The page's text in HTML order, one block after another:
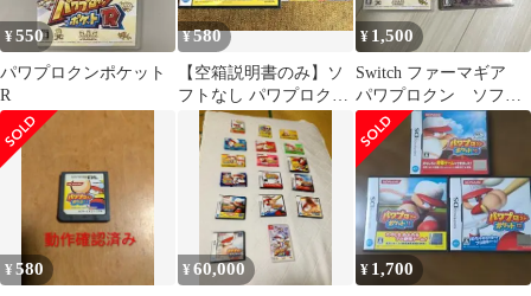
¥550
パワプロクンポケット
R
¥580
【空箱説明書のみ】ソ
フトなし パワプロクン
ポケット11
¥ 1,500
Switch ファーマギア
パワプロクン ソフト2
本
¥580 ¥60,000 ¥ 1,700